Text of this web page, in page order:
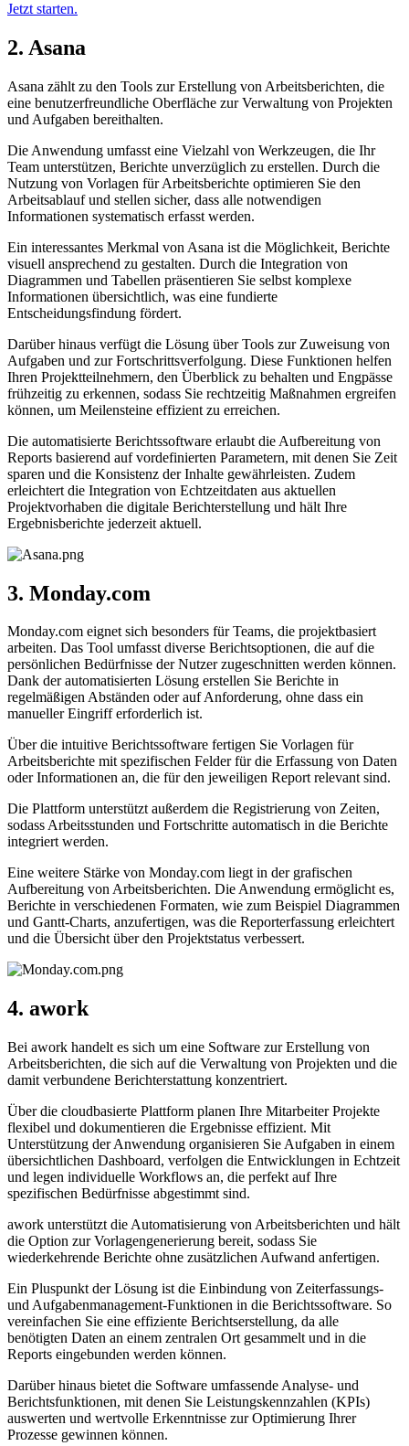
Jetzt starten.
2. Asana
Asana zählt zu den Tools zur Erstellung von Arbeitsberichten, die
eine benutzerfreundliche Oberfläche zur Verwaltung von Projekten
und Aufgaben bereithalten.
Die Anwendung umfasst eine Vielzahl von Werkzeugen, die Ihr
Team unterstützen, Berichte unverzüglich zu erstellen. Durch die
Nutzung von Vorlagen für Arbeitsberichte optimieren Sie den
Arbeitsablauf und stellen sicher, dass alle notwendigen
Informationen systematisch erfasst werden.
Ein interessantes Merkmal von Asana ist die Möglichkeit, Berichte
visuell ansprechend zu gestalten. Durch die Integration von
Diagrammen und Tabellen präsentieren Sie selbst komplexe
Informationen übersichtlich, was eine fundierte
Entscheidungsfindung fördert.
Darüber hinaus verfügt die Lösung über Tools zur Zuweisung von
Aufgaben und zur Fortschrittsverfolgung. Diese Funktionen helfen
Ihren Projektteilnehmern, den Überblick zu behalten und Engpässe
frühzeitig zu erkennen, sodass Sie rechtzeitig Maßnahmen ergreifen
können, um Meilensteine effizient zu erreichen.
Die automatisierte Berichtssoftware erlaubt die Aufbereitung von
Reports basierend auf vordefinierten Parametern, mit denen Sie Zeit
sparen und die Konsistenz der Inhalte gewährleisten. Zudem
erleichtert die Integration von Echtzeitdaten aus aktuellen
Projektvorhaben die digitale Berichterstellung und hält Ihre
Ergebnisberichte jederzeit aktuell.
3. Monday.com
Monday.com eignet sich besonders für Teams, die projektbasiert
arbeiten. Das Tool umfasst diverse Berichtsoptionen, die auf die
persönlichen Bedürfnisse der Nutzer zugeschnitten werden können.
Dank der automatisierten Lösung erstellen Sie Berichte in
regelmäßigen Abständen oder auf Anforderung, ohne dass ein
manueller Eingriff erforderlich ist.
Über die intuitive Berichtssoftware fertigen Sie Vorlagen für
Arbeitsberichte mit spezifischen Felder für die Erfassung von Daten
oder Informationen an, die für den jeweiligen Report relevant sind.
Die Plattform unterstützt außerdem die Registrierung von Zeiten,
sodass Arbeitsstunden und Fortschritte automatisch in die Berichte
integriert werden.
Eine weitere Stärke von Monday.com liegt in der grafischen
Aufbereitung von Arbeitsberichten. Die Anwendung ermöglicht es,
Berichte in verschiedenen Formaten, wie zum Beispiel Diagrammen
und Gantt-Charts, anzufertigen, was die Reporterfassung erleichtert
und die Übersicht über den Projektstatus verbessert.
4. awork
Bei awork handelt es sich um eine Software zur Erstellung von
Arbeitsberichten, die sich auf die Verwaltung von Projekten und die
damit verbundene Berichterstattung konzentriert.
Über die cloudbasierte Plattform planen Ihre Mitarbeiter Projekte
flexibel und dokumentieren die Ergebnisse effizient. Mit
Unterstützung der Anwendung organisieren Sie Aufgaben in einem
übersichtlichen Dashboard, verfolgen die Entwicklungen in Echtzeit
und legen individuelle Workflows an, die perfekt auf Ihre
spezifischen Bedürfnisse abgestimmt sind.
awork unterstützt die Automatisierung von Arbeitsberichten und hält
die Option zur Vorlagengenerierung bereit, sodass Sie
wiederkehrende Berichte ohne zusätzlichen Aufwand anfertigen.
Ein Pluspunkt der Lösung ist die Einbindung von Zeiterfassungs-
und Aufgabenmanagement-Funktionen in die Berichtssoftware. So
vereinfachen Sie eine effiziente Berichtserstellung, da alle
benötigten Daten an einem zentralen Ort gesammelt und in die
Reports eingebunden werden können.
Darüber hinaus bietet die Software umfassende Analyse- und
Berichtsfunktionen, mit denen Sie Leistungskennzahlen (KPIs)
auswerten und wertvolle Erkenntnisse zur Optimierung Ihrer
Prozesse gewinnen können.